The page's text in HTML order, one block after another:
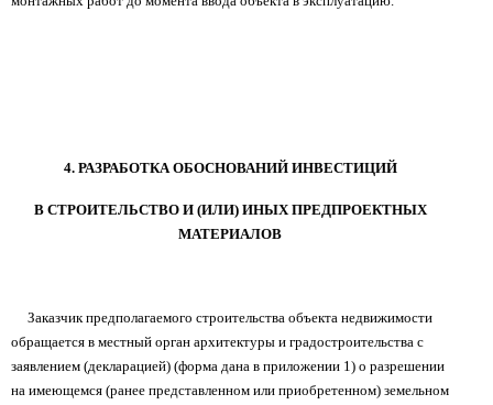
4. РАЗРАБОТКА ОБОСНОВАНИЙ ИНВЕСТИЦИЙ
В СТРОИТЕЛЬСТВО И (ИЛИ) ИНЫХ ПРЕДПРОЕКТНЫХ
МАТЕРИАЛОВ
Заказчик предполагаемого строительства объекта недвижимости
обращается в местный орган архитектуры и градостроительства с
заявлением (декларацией) (форма дана в приложении 1) о разрешении
на имеющемся (ранее представленном или приобретенном) земельном